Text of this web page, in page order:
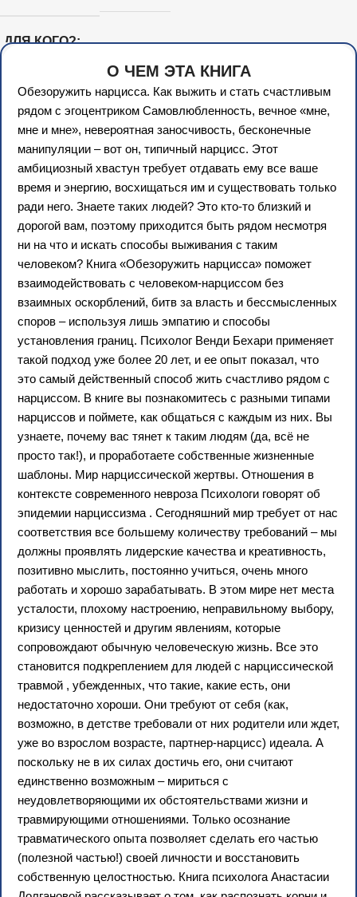
ДЛЯ КОГО?
О ЧЕМ ЭТА КНИГА
Обезоружить нарцисса. Как выжить и стать счастливым
рядом с эгоцентриком Самовлюбленность, вечное «мне,
мне и мне», невероятная заносчивость, бесконечные
манипуляции – вот он, типичный нарцисс. Этот
амбициозный хвастун требует отдавать ему все ваше
время и энергию, восхищаться им и существовать только
ради него. Знаете таких людей? Это кто-то близкий и
дорогой вам, поэтому приходится быть рядом несмотря
ни на что и искать способы выживания с таким
человеком? Книга «Обезоружить нарцисса» поможет
взаимодействовать с человеком-нарциссом без
взаимных оскорблений, битв за власть и бессмысленных
споров – используя лишь эмпатию и способы
установления границ. Психолог Венди Бехари применяет
такой подход уже более 20 лет, и ее опыт показал, что
это самый действенный способ жить счастливо рядом с
нарциссом. В книге вы познакомитесь с разными типами
нарциссов и поймете, как общаться с каждым из них. Вы
узнаете, почему вас тянет к таким людям (да, всё не
просто так!), и проработаете собственные жизненные
шаблоны. Мир нарциссической жертвы. Отношения в
контексте современного невроза Психологи говорят об
эпидемии нарциссизма . Сегодняшний мир требует от нас
соответствия все большему количеству требований – мы
должны проявлять лидерские качества и креативность,
позитивно мыслить, постоянно учиться, очень много
работать и хорошо зарабатывать. В этом мире нет места
усталости, плохому настроению, неправильному выбору,
кризису ценностей и другим явлениям, которые
сопровождают обычную человеческую жизнь. Все это
становится подкреплением для людей с нарциссической
травмой , убежденных, что такие, какие есть, они
недостаточно хороши. Они требуют от себя (как,
возможно, в детстве требовали от них родители или ждет,
уже во взрослом возрасте, партнер-нарцисс) идеала. А
поскольку не в их силах достичь его, они считают
единственно возможным – мириться с
неудовлетворяющими их обстоятельствами жизни и
травмирующими отношениями. Только осознание
травматического опыта позволяет сделать его частью
(полезной частью!) своей личности и восстановить
собственную целостностью. Книга психолога Анастасии